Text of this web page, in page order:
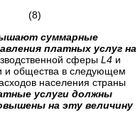
суммарные
платных услуг на
сферы L4 и
и общества в следующем
населения страны
услуги должны
на эту величину